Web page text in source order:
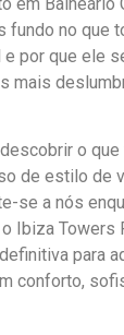
fundo no que
por que ele
mais
o
de estilo de
se a nós
Ibiza Towers
para
conforto,